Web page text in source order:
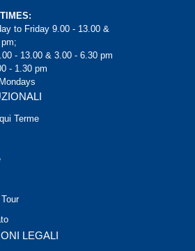
to Friday 9.00 - 13.00 &
- 13.00 & 3.00 - 6.30 pm
- 1.30 pm
Terme
LEGALI